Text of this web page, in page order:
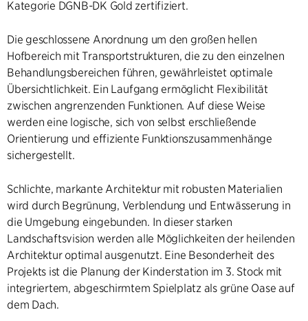
Kategorie DGNB-DK Gold zertifiziert.
Die geschlossene Anordnung um den großen hellen
Hofbereich mit Transportstrukturen, die zu den einzelnen
Behandlungsbereichen führen, gewährleistet optimale
Übersichtlichkeit. Ein Laufgang ermöglicht Flexibilität
zwischen angrenzenden Funktionen. Auf diese Weise
werden eine logische, sich von selbst erschließende
Orientierung und effiziente Funktionszusammenhänge
sichergestellt.
Schlichte, markante Architektur mit robusten Materialien
wird durch Begrünung, Verblendung und Entwässerung in
die Umgebung eingebunden. In dieser starken
Landschaftsvision werden alle Möglichkeiten der heilenden
Architektur optimal ausgenutzt. Eine Besonderheit des
Projekts ist die Planung der Kinderstation im 3. Stock mit
integriertem, abgeschirmtem Spielplatz als grüne Oase auf
dem Dach.